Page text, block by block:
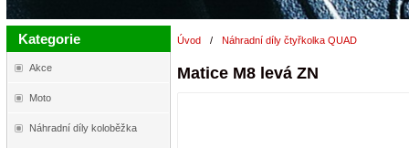
Kategorie
Akce
Moto
Náhradní díly koloběžka
Úvod / Náhradní díly čtyřkolka QUAD
Matice M8 levá ZN